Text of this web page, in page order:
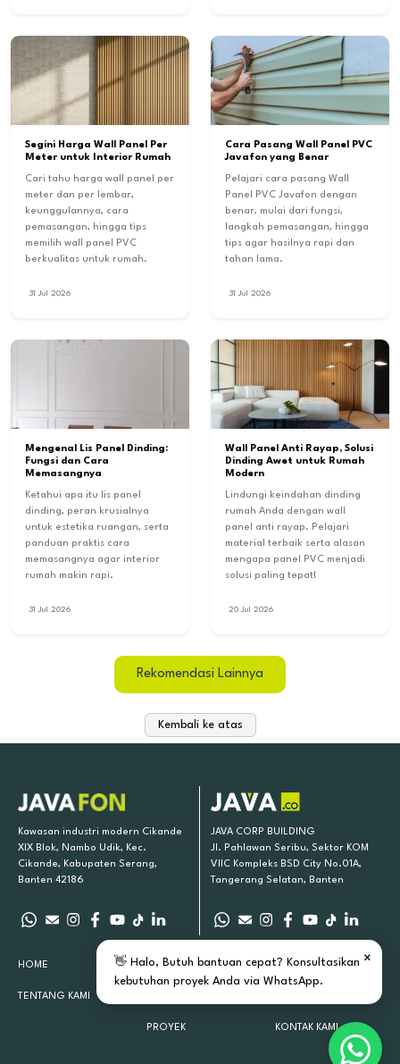
Segini Harga Wall Panel Per
Meter untuk Interior Rumah
Cari tahu harga wall panel per
meter dan per lembar,
keunggulannya, cara
pemasangan, hingga tips
memilih wall panel PVC
berkualitas untuk rumah.
31 Jul 2026
Cara Pasang Wall Panel PVC
Javafon yang Benar
Pelajari cara pasang Wall
Panel PVC Javafon dengan
benar, mulai dari fungsi,
langkah pemasangan, hingga
tips agar hasilnya rapi dan
tahan lama.
31 Jul 2026
Mengenal Lis Panel Dinding:
Fungsi dan Cara
Memasangnya
Ketahui apa itu lis panel
dinding, peran krusialnya
untuk estetika ruangan, serta
panduan praktis cara
memasangnya agar interior
rumah makin rapi.
31 Jul 2026
Wall Panel Anti Rayap, Solusi
Dinding Awet untuk Rumah
Modern
Lindungi keindahan dinding
rumah Anda dengan wall
panel anti rayap. Pelajari
material terbaik serta alasan
mengapa panel PVC menjadi
solusi paling tepat!
20 Jul 2026
Rekomendasi Lainnya
Kembali ke atas
Kawasan industri modern Cikande
XIX Blok, Nambo Udik, Kec.
Cikande, Kabupaten Serang,
Banten 42186
JAVA CORP BUILDING
Jl. Pahlawan Seribu, Sektor KOM
VIIC Kompleks BSD City No.01A,
Tangerang Selatan, Banten
HOME
TENTANG KAMI
PRODUK KAMI
PROYEK
INSPIRASI
KONTAK KAMI
×
👋 Halo, Butuh bantuan cepat? Konsultasikan
kebutuhan proyek Anda via WhatsApp.